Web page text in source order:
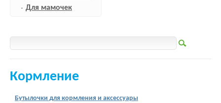
Для мамочек
Кормление
Бутылочки для кормления и аксессуары